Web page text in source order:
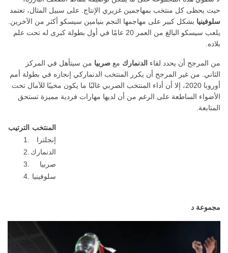
حيث يحظى كل منتخب بمهاجمين غزيري الإنتاج. على سبيل المثال، تعتمد
سلوفينيا بشكل كبير على مهاجمها النجم بنيامين سيسكو أكثر من الآخرين.
يلعب سيسكو البالغ من العمر 20 عامًا في أول بطولة كبرى له تحت علم
بلاده.
من المرجح أن يحدد لقاء الدنمارك مع صربيا من سيتأهل في المركز
الثاني. من غير المرجح أن يكرر المنتخب الدنماركي إنجازه في بطولة أمم
أوروبا 2020، إلا أن أداء المنتخب الصربي غالبًا ما يكون مخيبًا للآمال تحت
الأضواء الساطعة على الرغم من أن لديها مهارات فردية مميزة تستحق
المتابعة.
الترتيب المنتخب
1.
إنجلترا
2. الدنمارك
3.
صربيا
4.
سلوفينيا
مجموعة د